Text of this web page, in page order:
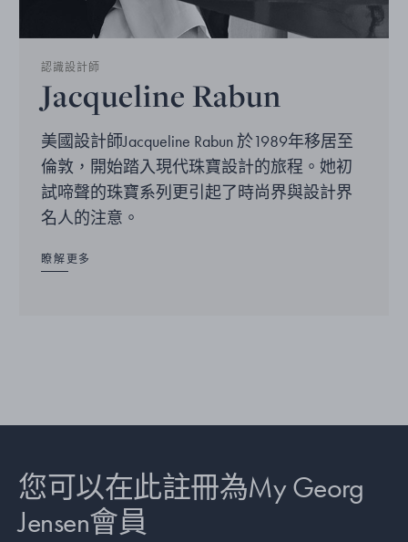
認識設計師
Jacqueline Rabun
美國設計師Jacqueline Rabun 於1989年移居至
倫敦，開始踏入現代珠寶設計的旅程。她初
試啼聲的珠寶系列更引起了時尚界與設計界
名人的注意。
瞭解更多
您可以在此註冊為My Georg
Jensen會員